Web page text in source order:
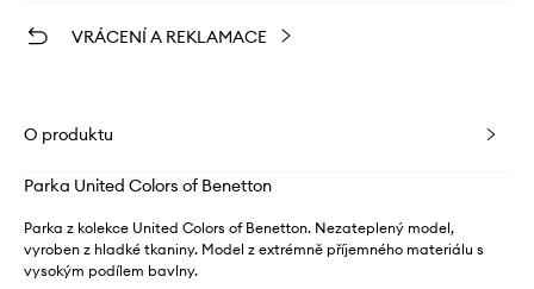
VRÁCENÍ A REKLAMACE
O produktu
Parka United Colors of Benetton
Parka z kolekce United Colors of Benetton. Nezateplený model,
vyroben z hladké tkaniny. Model z extrémně příjemného materiálu s
vysokým podílem bavlny.